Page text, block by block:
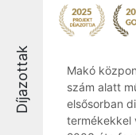
Díjazottak
Makó
szám alatt
elsősorban
termékekkel